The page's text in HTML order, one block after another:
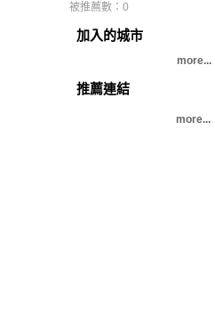
被推薦數： 0
加入的城市
more...
推薦連結
more...